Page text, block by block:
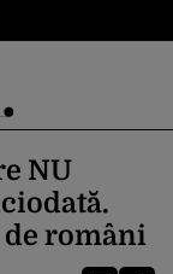
NU
români